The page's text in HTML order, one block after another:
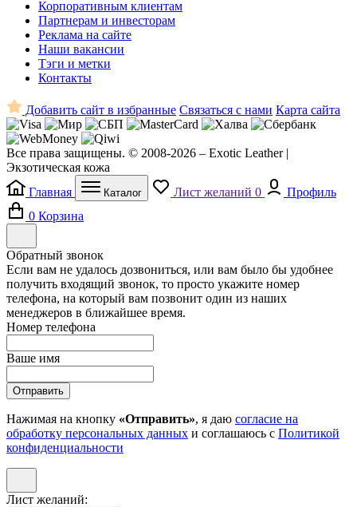
Корпоративным клиентам
Партнерам и инвесторам
Реклама на сайте
Наши вакансии
Тэги и метки
Контакты
Добавить сайт в избранные Связаться с нами Карта сайта
Все права защищены. © 2008-2026 – Exotic Leather |
Экзотическая кожа
Главная
Каталог Лист желаний 0
Профиль
0 Корзина
Обратный звонок
Если вам не удалось дозвониться, или вам было бы удобнее
получить входящий звонок, то просто укажите номер
телефона, на который вам позвонит один из наших
менеджеров в ближайшее время.
Номер телефона
Ваше имя
Отправить
Нажимая на кнопку «Отправить», я даю согласие на
обработку персональных данных и соглашаюсь с Политикой
конфиденциальности
Лист желаний: